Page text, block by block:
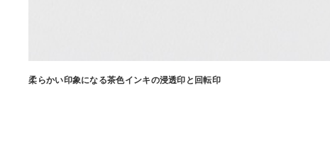
柔らかい印象になる茶色インキの浸透印と回転印